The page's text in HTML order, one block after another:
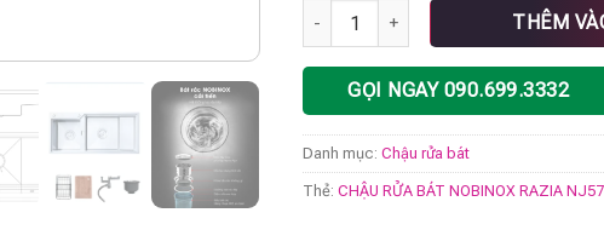
CHẬU RỬA BÁT NOBINOX RAZIA
THÊM
GỌI NGAY 090.699.3332
Danh mục:Chậu rửa bát
Thẻ:CHẬU RỬA BÁT NOBINOX RAZIA